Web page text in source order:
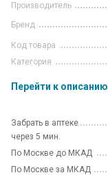
Производитель
Бренд
Код товара
Категория
Перейти к описанию
Забрать в аптеке
через 5 мин.
По Москве до МКАД
По Москве за МКАД